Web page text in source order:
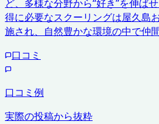
ど、多様な分野から“好き”を伸ば
得に必要なスクーリングは屋久島
施され、自然豊かな環境の中で仲
口コミ
口コミ例
実際の投稿から抜粋